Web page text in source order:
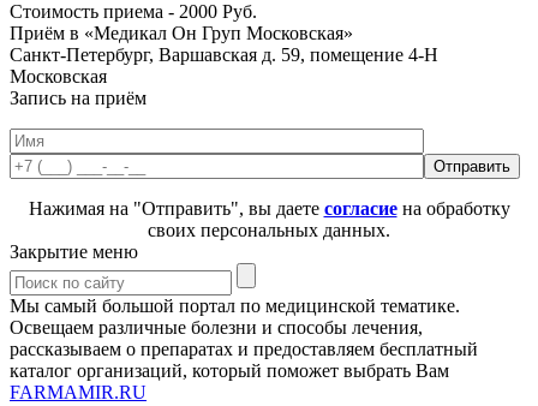
Стоимость приема - 2000 Руб.
Приём в «Медикал Он Груп Московская»
Санкт-Петербург, Варшавская д. 59, помещение 4-Н
Московская
Запись на приём
Нажимая на "Отправить", вы даете согласиена обработку
своих персональных данных.
Закрытие меню
Мы самый большой портал по медицинской тематике.
Освещаем различные болезни и способы лечения,
рассказываем о препаратах и предоставляем бесплатный
каталог организаций, который поможет выбрать Вам
FARMAMIR.RU